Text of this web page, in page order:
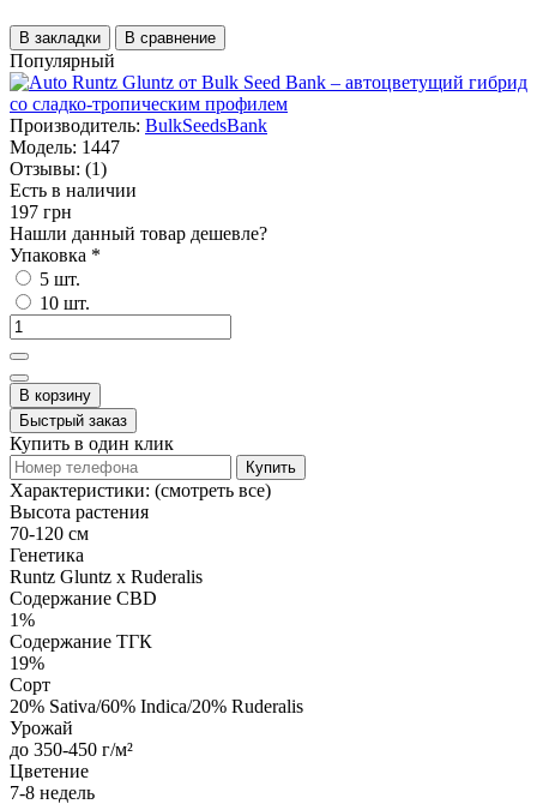
В закладки В сравнение
Популярный
Производитель: BulkSeedsBank
Модель: 1447
Отзывы: (1)
Есть в наличии
197 грн
Нашли данный товар дешевле?
Упаковка *
5 шт.
10 шт.
В корзину
Быстрый заказ
Купить в один клик
Купить
Характеристики: (смотреть все)
Высота растения
70-120 см
Генетика
Runtz Gluntz x Ruderalis
Содержание CBD
1%
Содержание ТГК
19%
Сорт
20% Sativa/60% Indica/20% Ruderalis
Урожай
до 350-450 г/м²
Цветение
7-8 недель